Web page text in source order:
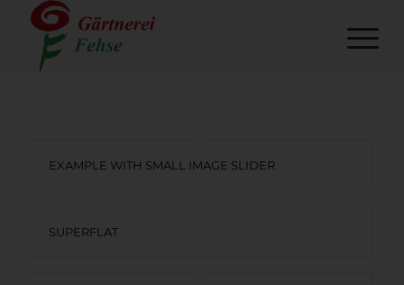
EXAMPLE WITH SMALL IMAGE SLIDER
SUPERFLAT